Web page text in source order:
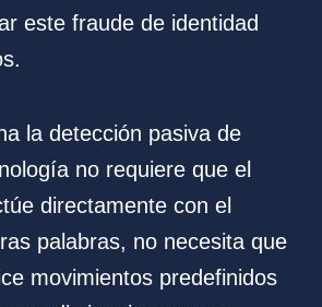
este fraude de identidad
la detección pasiva de
no requiere que el
directamente con el
palabras, no necesita que
movimientos predefinidos